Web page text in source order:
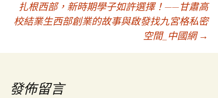
章
導
覽
扎根西部，新時期學子如許選擇！——甘肅高
校結業生西部創業的故事與啟發找九宮格私密
空間_中國網 →
發佈留言